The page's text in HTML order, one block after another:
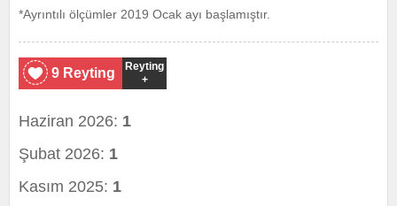
*Ayrıntılı ölçümler 2019 Ocak ayı başlamıştır.
9 Reyting
Reyting
+
Haziran 2026: 1
Şubat 2026: 1
Kasım 2025: 1